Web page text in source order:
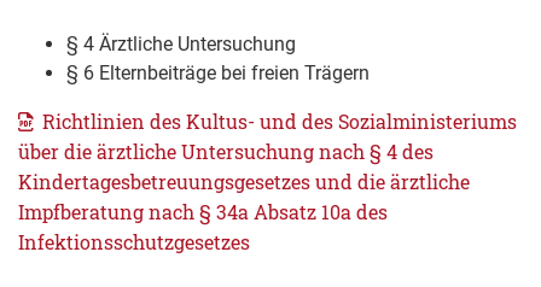
§ 4 Ärztliche Untersuchung
§ 6 Elternbeiträge bei freien Trägern
Richtlinien des Kultus- und des Sozialministeriums
über die ärztliche Untersuchung nach § 4 des
Kindertagesbetreuungsgesetzes und die ärztliche
Impfberatung nach § 34a Absatz 10a des
Infektionsschutzgesetzes